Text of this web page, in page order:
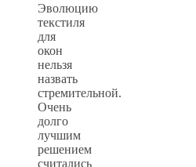
Эволюцию
текстиля
для
окон
нельзя
назвать
стремительной.
Очень
долго
лучшим
решением
считались